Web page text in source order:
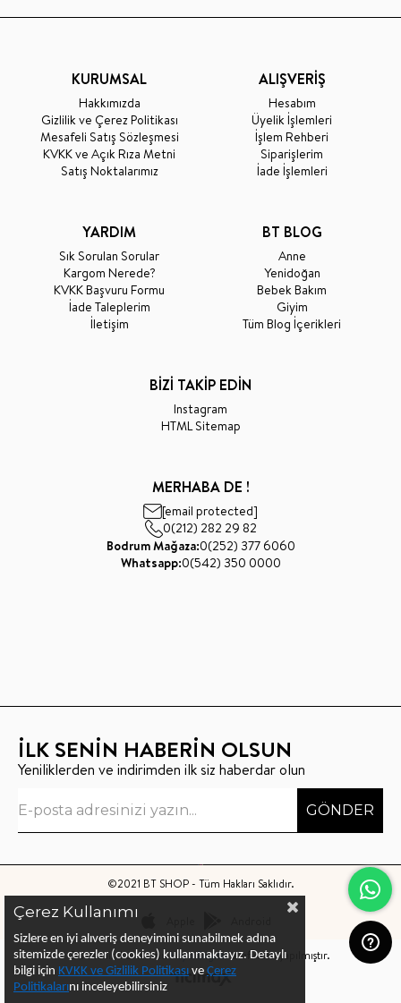
KURUMSAL
Hakkımızda
Gizlilik ve Çerez Politikası
Mesafeli Satış Sözleşmesi
KVKK ve Açık Rıza Metni
Satış Noktalarımız
ALIŞVERİŞ
Hesabım
Üyelik İşlemleri
İşlem Rehberi
Siparişlerim
İade İşlemleri
YARDIM
Sık Sorulan Sorular
Kargom Nerede?
KVKK Başvuru Formu
İade Taleplerim
İletişim
BT BLOG
Anne
Yenidoğan
Bebek Bakım
Giyim
Tüm Blog İçerikleri
BİZİ TAKİP EDİN
Instagram
HTML Sitemap
MERHABA DE !
[email protected]
0(212) 282 29 82
Bodrum Mağaza:0(252) 377 6060
Whatsapp:0(542) 350 0000
İLK SENİN HABERİN OLSUN
Yeniliklerden ve indirimden ilk siz haberdar olun
GÖNDER
©2021 BT SHOP - Tüm Hakları Saklıdır.
Bu sitenin kurulumuKeyo Digitaltarafından yapılmıştır.
Çerez Kullanımı
Sizlere en iyi alıveriş deneyimini sunabilmek adına
sitemizde çerezler (cookies) kullanmaktayız. Detaylı
bilgi için KVKK ve Gizlilik Politikası ve Çerez
Politikalarını inceleyebilirsiniz